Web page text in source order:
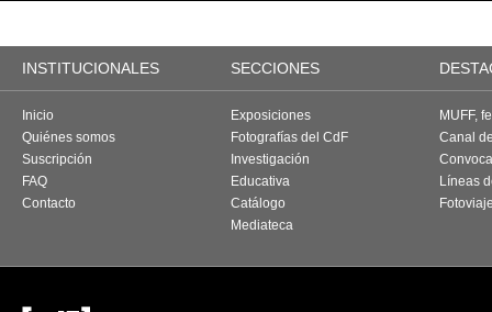
INSTITUCIONALES SECCIONES
Inicio
Quiénes somos
Suscripción
FAQ
Contacto
Exposiciones
Fotografías del CdF
Investigación
Educativa
Catálogo
Mediateca
MUFF,
Canal
Líneas